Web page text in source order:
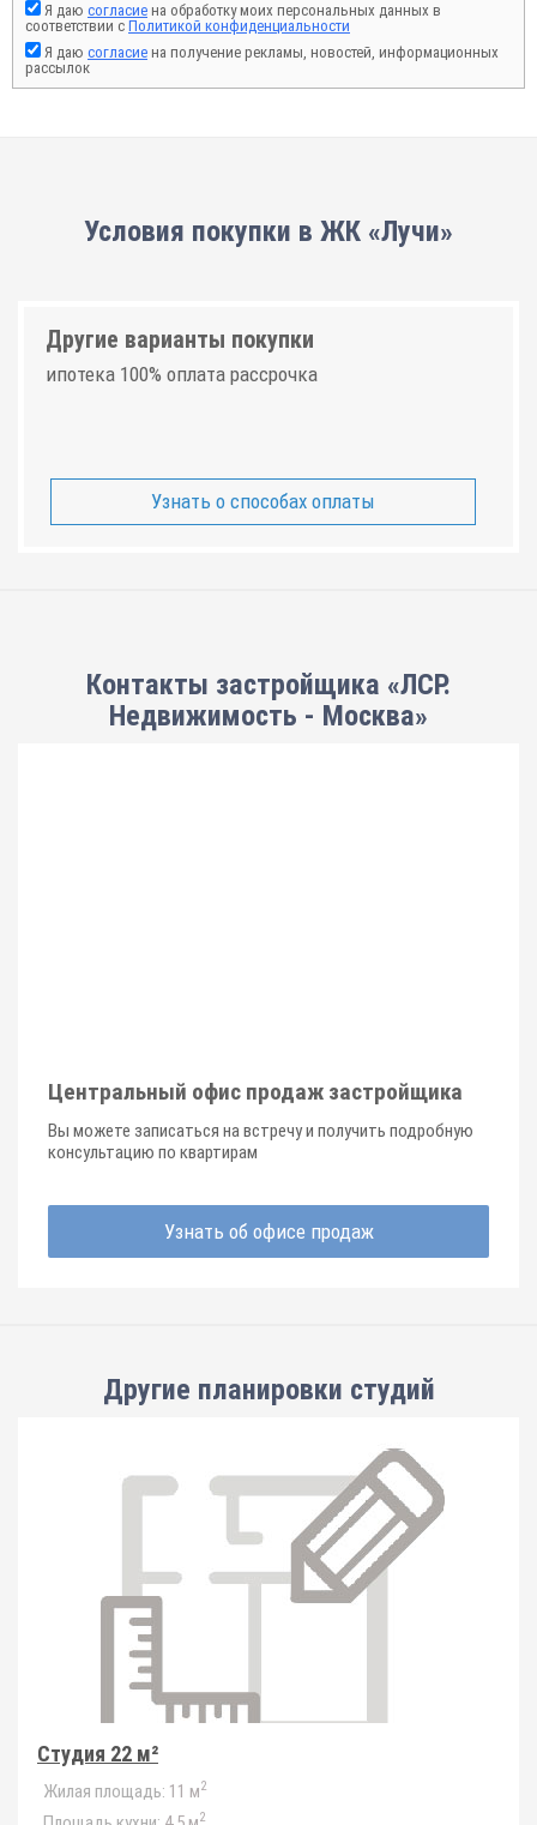
Я даю согласие на обработку моих персональных данных в
соответствии с Политикой конфиденциальности
Я даю согласие на получение рекламы, новостей, информационных
рассылок
Условия покупки в ЖК «Лучи»
Другие варианты покупки
ипотека 100% оплата рассрочка
Узнать о способах оплаты
Контакты застройщика «ЛСР.
Недвижимость - Москва»
Центральный офис продаж застройщика
Вы можете записаться на встречу и получить подробную
консультацию по квартирам
Узнать об офисе продаж
Другие планировки студий
Студия 22 м²
Жилая площадь: 11 м2
2